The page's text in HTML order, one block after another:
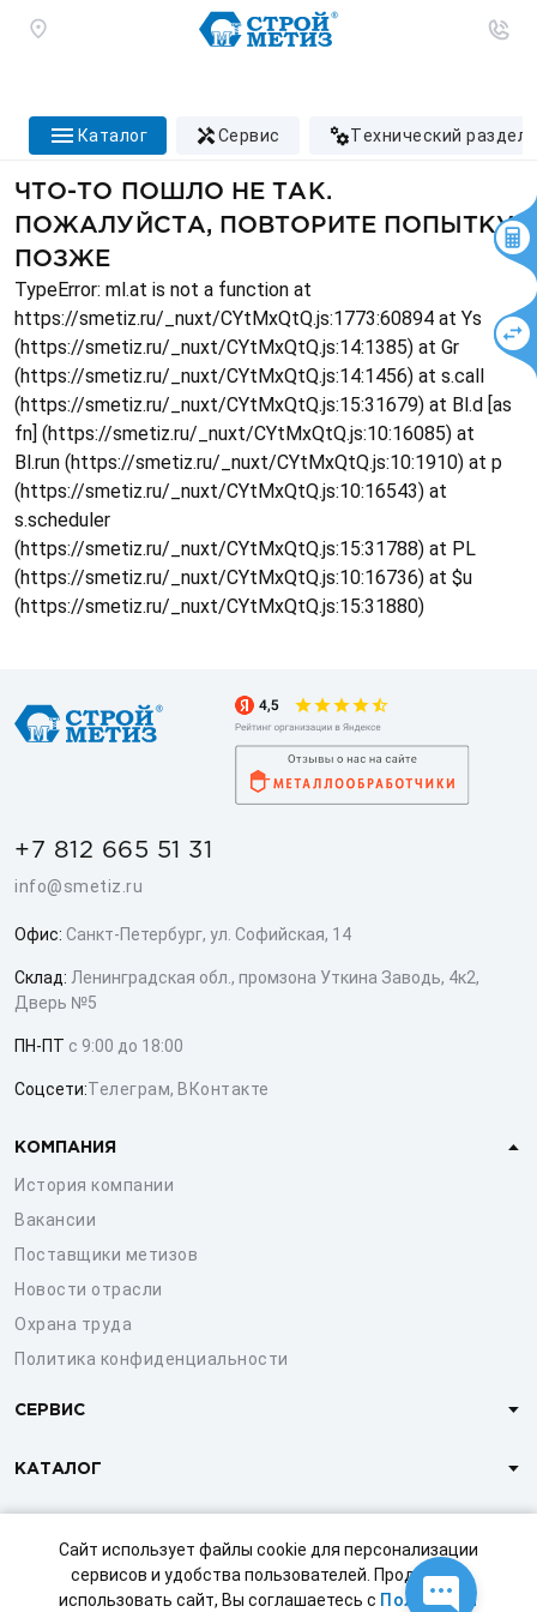
Сайт использует файлы cookie для персонализации
сервисов и удобства пользователей. Продолжая
использовать сайт, Вы соглашаетесь с Политикой
каталог сервис технический раздел
ЧТО-ТО ПОШЛО НЕ ТАК.
ПОЖАЛУЙСТА, ПОВТОРИТЕ ПОПЫТКУ
ПОЗЖЕ
TypeError: ml.at is not a function at
https://smetiz.ru/_nuxt/CYtMxQtQ.js:1773:60894 at Ys
(https://smetiz.ru/_nuxt/CYtMxQtQ.js:14:1385) at Gr
(https://smetiz.ru/_nuxt/CYtMxQtQ.js:14:1456) at s.call
(https://smetiz.ru/_nuxt/CYtMxQtQ.js:15:31679) at Bl.d [as
fn] (https://smetiz.ru/_nuxt/CYtMxQtQ.js:10:16085) at
Bl.run (https://smetiz.ru/_nuxt/CYtMxQtQ.js:10:1910) at p
(https://smetiz.ru/_nuxt/CYtMxQtQ.js:10:16543) at
s.scheduler
(https://smetiz.ru/_nuxt/CYtMxQtQ.js:15:31788) at PL
(https://smetiz.ru/_nuxt/CYtMxQtQ.js:10:16736) at $u
(https://smetiz.ru/_nuxt/CYtMxQtQ.js:15:31880)
+7 812 665 51 31
info@smetiz.ru
Офис: Санкт-Петербург, ул. Софийская, 14
Склад: Ленинградская обл., промзона Уткина Заводь, 4к2,
Дверь №5
ПН-ПТ с 9:00 до 18:00
Соцсети:Телеграм, ВКонтакте
КОМПАНИЯ
История компании
Вакансии
Поставщики метизов
Новости отрасли
Охрана труда
Политика конфиденциальности
СЕРВИС
КАТАЛОГ